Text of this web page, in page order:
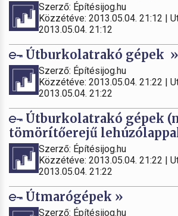
Szerző: Építésijog.hu
Közzétéve: 2013.05.04. 21:12 |
2013.05.04. 21:12
Útburkolatrakó gépek »
Szerző: Építésijog.hu
Közzétéve: 2013.05.04. 21:22 |
2013.05.04. 21:22
Útburkolatrakó gépek
tömörítőerejű
Szerző: Építésijog.hu
Közzétéve: 2013.05.04. 21:22 |
2013.05.04. 21:22
Útmarógépek »
Szerző: Építésijog.hu